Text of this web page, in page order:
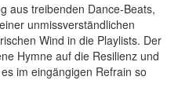
aus treibenden Dance-Beats,
unmissverständlichen
Wind in die Playlists. Der
Hymne auf die Resilienz und
im eingängigen Refrain so